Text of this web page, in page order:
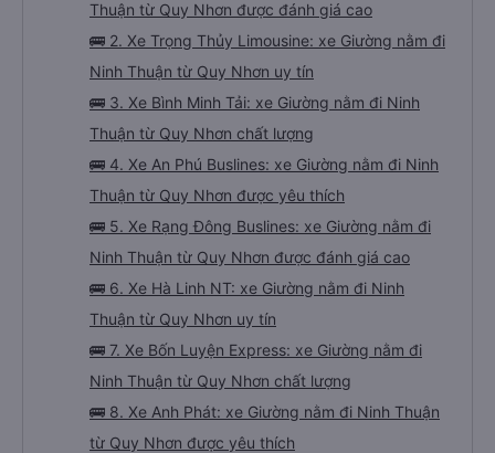
Thuận từ Quy Nhơn được đánh giá cao
🚌 2. Xe Trọng Thủy Limousine: xe Giường nằm đi
Ninh Thuận từ Quy Nhơn uy tín
🚌 3. Xe Bình Minh Tải: xe Giường nằm đi Ninh
Thuận từ Quy Nhơn chất lượng
🚌 4. Xe An Phú Buslines: xe Giường nằm đi Ninh
Thuận từ Quy Nhơn được yêu thích
🚌 5. Xe Rạng Đông Buslines: xe Giường nằm đi
Ninh Thuận từ Quy Nhơn được đánh giá cao
🚌 6. Xe Hà Linh NT: xe Giường nằm đi Ninh
Thuận từ Quy Nhơn uy tín
🚌 7. Xe Bốn Luyện Express: xe Giường nằm đi
Ninh Thuận từ Quy Nhơn chất lượng
🚌 8. Xe Anh Phát: xe Giường nằm đi Ninh Thuận
từ Quy Nhơn được yêu thích